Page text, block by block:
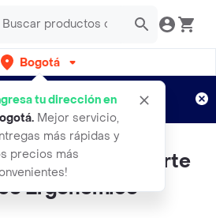
Bogotá
tu dirección en
. Mejor servicio,
más rápidas y
precios más
por semanas
Aplican TyC
Soporte
Ergonómico